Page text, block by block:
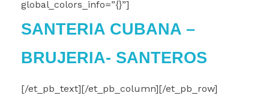
global_colors_info=”{}”]
SANTERIA CUBANA –
BRUJERIA- SANTEROS
[/et_pb_text][/et_pb_column][/et_pb_row]